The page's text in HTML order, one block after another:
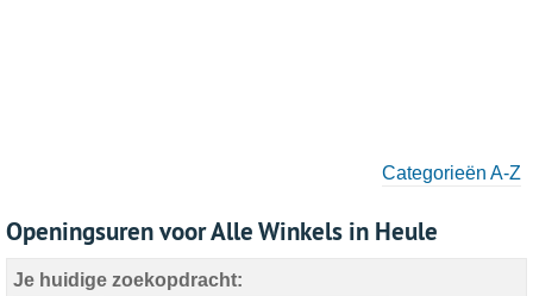
Categorieën A-Z
Openingsuren voor Alle Winkels in Heule
Je huidige zoekopdracht: